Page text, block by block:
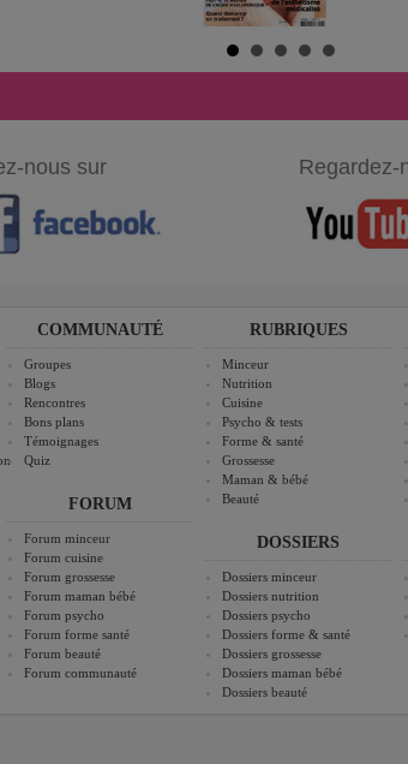
nous sur Regardez-
COMMUNAUTÉ
Groupes
Blogs
Rencontres
Bons plans
Témoignages
Quiz
FORUM
Forum minceur
Forum cuisine
Forum grossesse
Forum maman bébé
Forum psycho
Forum forme santé
Forum beauté
Forum communauté
RUBRIQUES
Minceur
Nutrition
Cuisine
Psycho & tests
Forme & santé
Grossesse
Maman & bébé
Beauté
DOSSIERS
Dossiers minceur
Dossiers nutrition
Dossiers psycho
Dossiers forme & santé
Dossiers grossesse
Dossiers maman bébé
Dossiers beauté